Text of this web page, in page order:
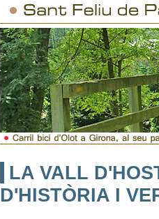
LA VALL
D'HISTÒRIA I